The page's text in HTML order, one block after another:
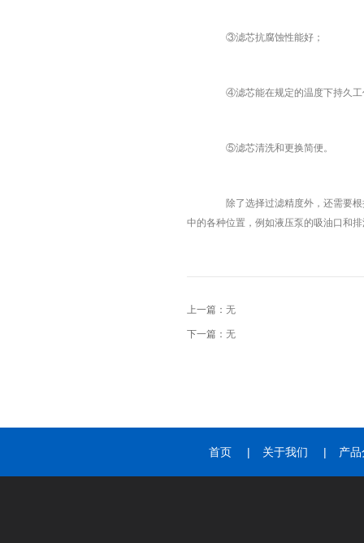
③滤芯抗腐蚀性能好；
④滤芯能在规定的温度下持久工
⑤滤芯清洗和更换简便。
除了选择过滤精度外，还需要根
中的各种位置，例如液压泵的吸油口和
上一篇： 无
下一篇： 无
首页 | 关于我们 | 产